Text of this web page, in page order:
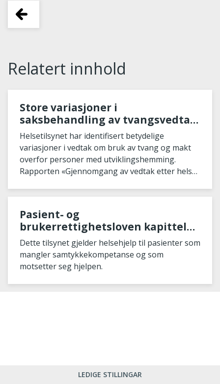
Relatert innhold
Store variasjoner i
saksbehandling av tvangsvedtak
for utviklingshemmede
Helsetilsynet har identifisert betydelige
variasjoner i vedtak om bruk av tvang og makt
overfor personer med utviklingshemming.
Rapporten «Gjennomgang av vedtak etter helse-
Pasient- og
brukerrettighetsloven kapittel
4A
Dette tilsynet gjelder helsehjelp til pasienter som
mangler samtykkekompetanse og som
motsetter seg hjelpen.
LEDIGE STILLINGAR